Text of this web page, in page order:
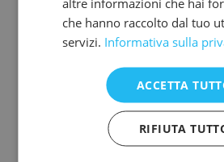
città storiche: Venezia,
Cortina, Padova, Treviso,
Vuoi vivere una giornata di
le amiche?… noi ci siamo!
Maggiori
che hanno raccolto dal tuo
servizi. Informativa sulla
ACCETTA
RIFIUTA